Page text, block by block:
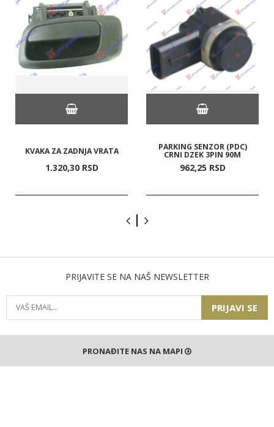
KVAKA ZA ZADNJA VRATA
1.320,30 RSD
PARKING SENZOR (PDC)
CRNI DZEK 3PIN 90M
962,25 RSD
PRIJAVITE SE NA NAŠ NEWSLETTER
PRIJAVI SE
PRONAĐITE NAS NA MAPI